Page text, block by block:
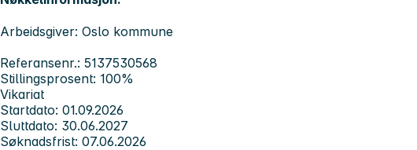
Arbeidsgiver: Oslo kommune
Referansenr.: 5137530568
Stillingsprosent: 100%
Vikariat
Startdato: 01.09.2026
Sluttdato: 30.06.2027
Søknadsfrist: 07.06.2026